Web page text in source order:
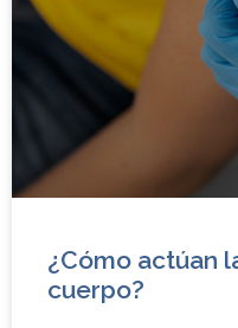
¿Cómo actúan
cuerpo?